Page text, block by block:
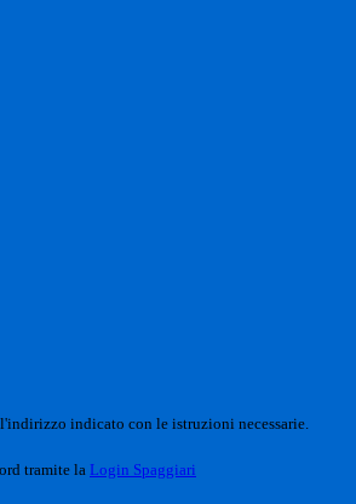
indicato con le istruzioni necessarie.
tramite la Login Spaggiari